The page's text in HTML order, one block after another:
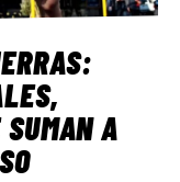
SUMAN A